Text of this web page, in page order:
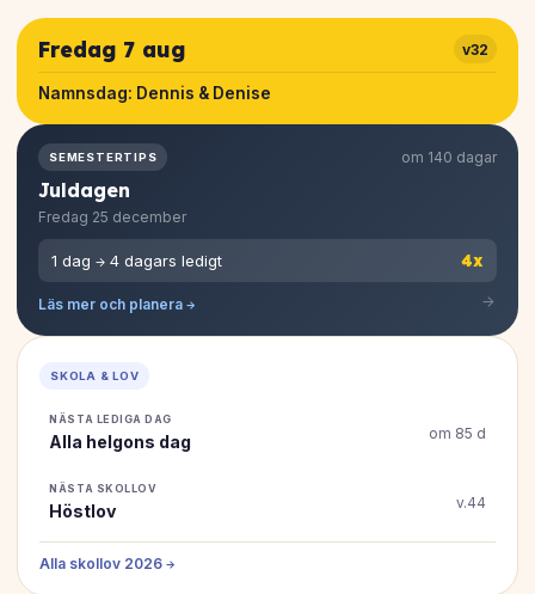
Fredag 7 aug v32
Namnsdag: Dennis & Denise
SEMESTERTIPS om 140 dagar
Juldagen
Fredag 25 december
1 dag → 4 dagars ledigt 4x
Läs mer och planera →
SKOLA & LOV
NÄSTA LEDIGA DAG
Alla helgons dag om 85 d
NÄSTA SKOLLOV
Höstlov v.44
Alla skollov 2026 →